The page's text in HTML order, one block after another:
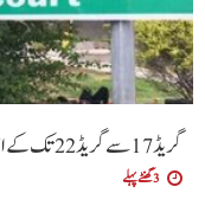
گریڈ 17 سے گریڈ 22 تک کے افسران کے الائونس میں اضافہ
3 گھنٹے پہلے